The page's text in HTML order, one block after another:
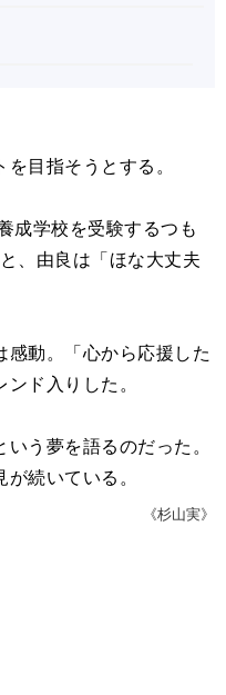
目指そうとする。
成学校を受験するつも
、由良は「ほな大丈夫
動。「心から応援した
ド入りした。
う夢を語るのだった。
続いている。
《杉山実》